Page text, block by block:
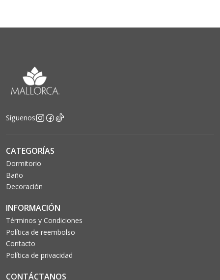
Síguenos
CATEGORÍAS
Dormitorio
Baño
Decoración
INFORMACIÓN
Términos y Condiciones
Política de reembolso
Contacto
Política de privacidad
CONTÁCTANOS